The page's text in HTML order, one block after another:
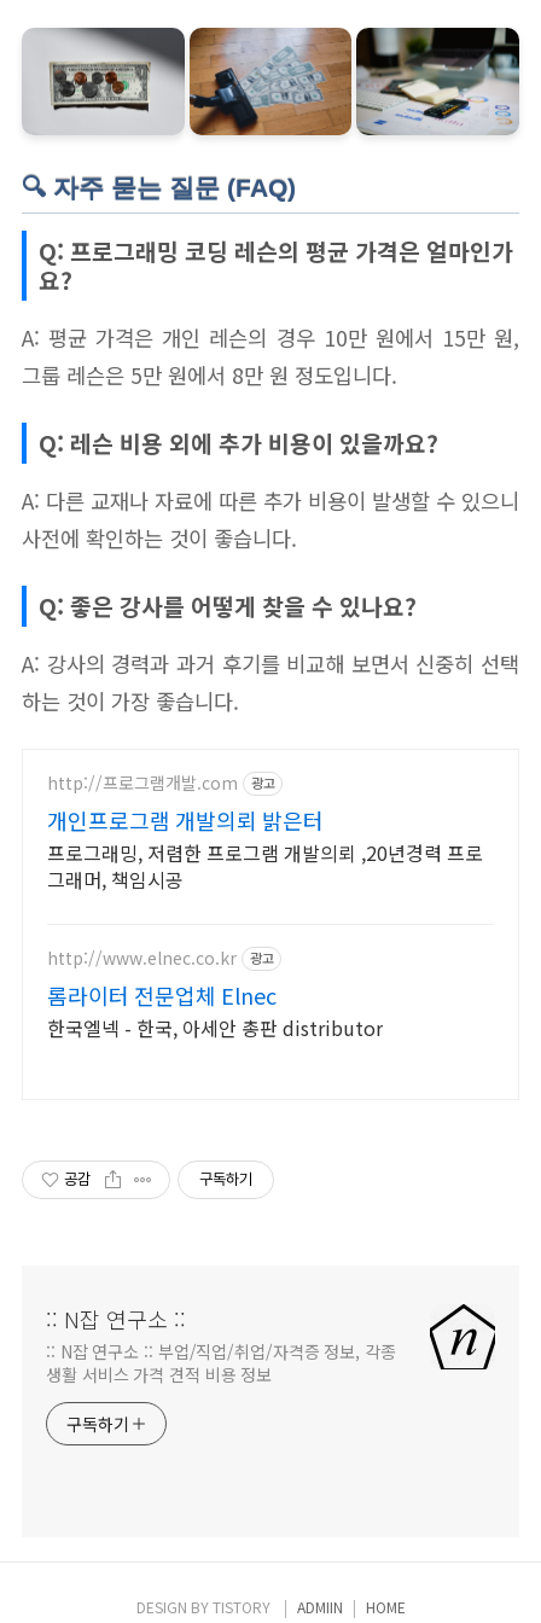
🔍 자주 묻는 질문 (FAQ)
Q: 프로그래밍 코딩 레슨의 평균 가격은 얼마인가
요?
A: 평균 가격은 개인 레슨의 경우 10만 원에서 15만 원,
그룹 레슨은 5만 원에서 8만 원 정도입니다.
Q: 레슨 비용 외에 추가 비용이 있을까요?
A: 다른 교재나 자료에 따른 추가 비용이 발생할 수 있으니
사전에 확인하는 것이 좋습니다.
Q: 좋은 강사를 어떻게 찾을 수 있나요?
A: 강사의 경력과 과거 후기를 비교해 보면서 신중히 선택
하는 것이 가장 좋습니다.
http://프로그램개발.com 광고
개인프로그램 개발의뢰 밝은터
프로그래밍, 저렴한 프로그램 개발의뢰 ,20년경력 프로
그래머, 책임시공
http://www.elnec.co.kr 광고
롬라이터 전문업체 Elnec
한국엘넥 - 한국, 아세안 총판 distributor
공감 구독하기
:: N잡 연구소 ::
:: N잡 연구소 :: 부업/직업/취업/자격증 정보, 각종
생활 서비스 가격 견적 비용 정보
구독하기
DESIGN BYTISTORY ADMIIN HOME